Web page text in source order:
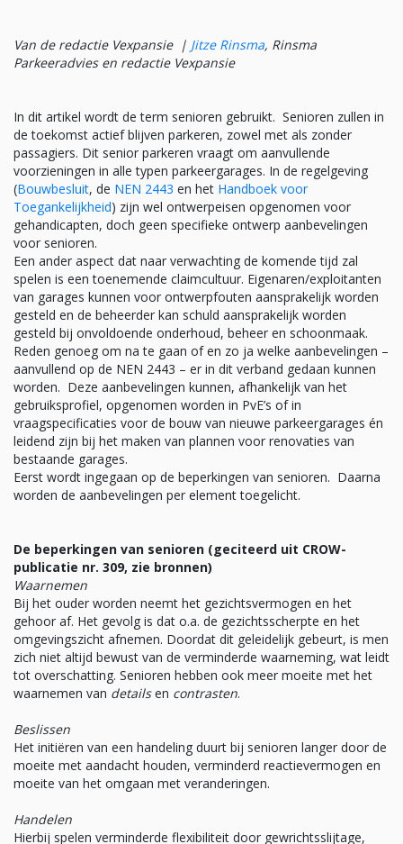
Van de redactie Vexpansie | Jitze Rinsma, Rinsma
Parkeeradvies en redactie Vexpansie
In dit artikel wordt de term senioren gebruikt. Senioren zullen in
de toekomst actief blijven parkeren, zowel met als zonder
passagiers. Dit senior parkeren vraagt om aanvullende
voorzieningen in alle typen parkeergarages. In de regelgeving
(Bouwbesluit, de NEN 2443 en het Handboek voor
Toegankelijkheid) zijn wel ontwerpeisen opgenomen voor
gehandicapten, doch geen specifieke ontwerp aanbevelingen
voor senioren.
Een ander aspect dat naar verwachting de komende tijd zal
spelen is een toenemende claimcultuur. Eigenaren/exploitanten
van garages kunnen voor ontwerpfouten aansprakelijk worden
gesteld en de beheerder kan schuld aansprakelijk worden
gesteld bij onvoldoende onderhoud, beheer en schoonmaak.
Reden genoeg om na te gaan of en zo ja welke aanbevelingen –
aanvullend op de NEN 2443 – er in dit verband gedaan kunnen
worden. Deze aanbevelingen kunnen, afhankelijk van het
gebruiksprofiel, opgenomen worden in PvE’s of in
vraagspecificaties voor de bouw van nieuwe parkeergarages én
leidend zijn bij het maken van plannen voor renovaties van
bestaande garages.
Eerst wordt ingegaan op de beperkingen van senioren. Daarna
worden de aanbevelingen per element toegelicht.
De beperkingen van senioren (geciteerd uit CROW-
publicatie nr. 309, zie bronnen)
Waarnemen
Bij het ouder worden neemt het gezichtsvermogen en het
gehoor af. Het gevolg is dat o.a. de gezichtsscherpte en het
omgevingszicht afnemen. Doordat dit geleidelijk gebeurt, is men
zich niet altijd bewust van de verminderde waarneming, wat leidt
tot overschatting. Senioren hebben ook meer moeite met het
waarnemen van detailsen contrasten.
Beslissen
Het initiëren van een handeling duurt bij senioren langer door de
moeite met aandacht houden, verminderd reactievermogen en
moeite van het omgaan met veranderingen.
Handelen
Hierbij spelen verminderde flexibiliteit door gewrichtsslijtage,